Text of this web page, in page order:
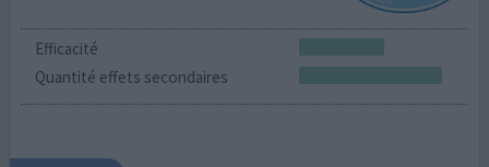
Efficacité
Quantité effets secondaires